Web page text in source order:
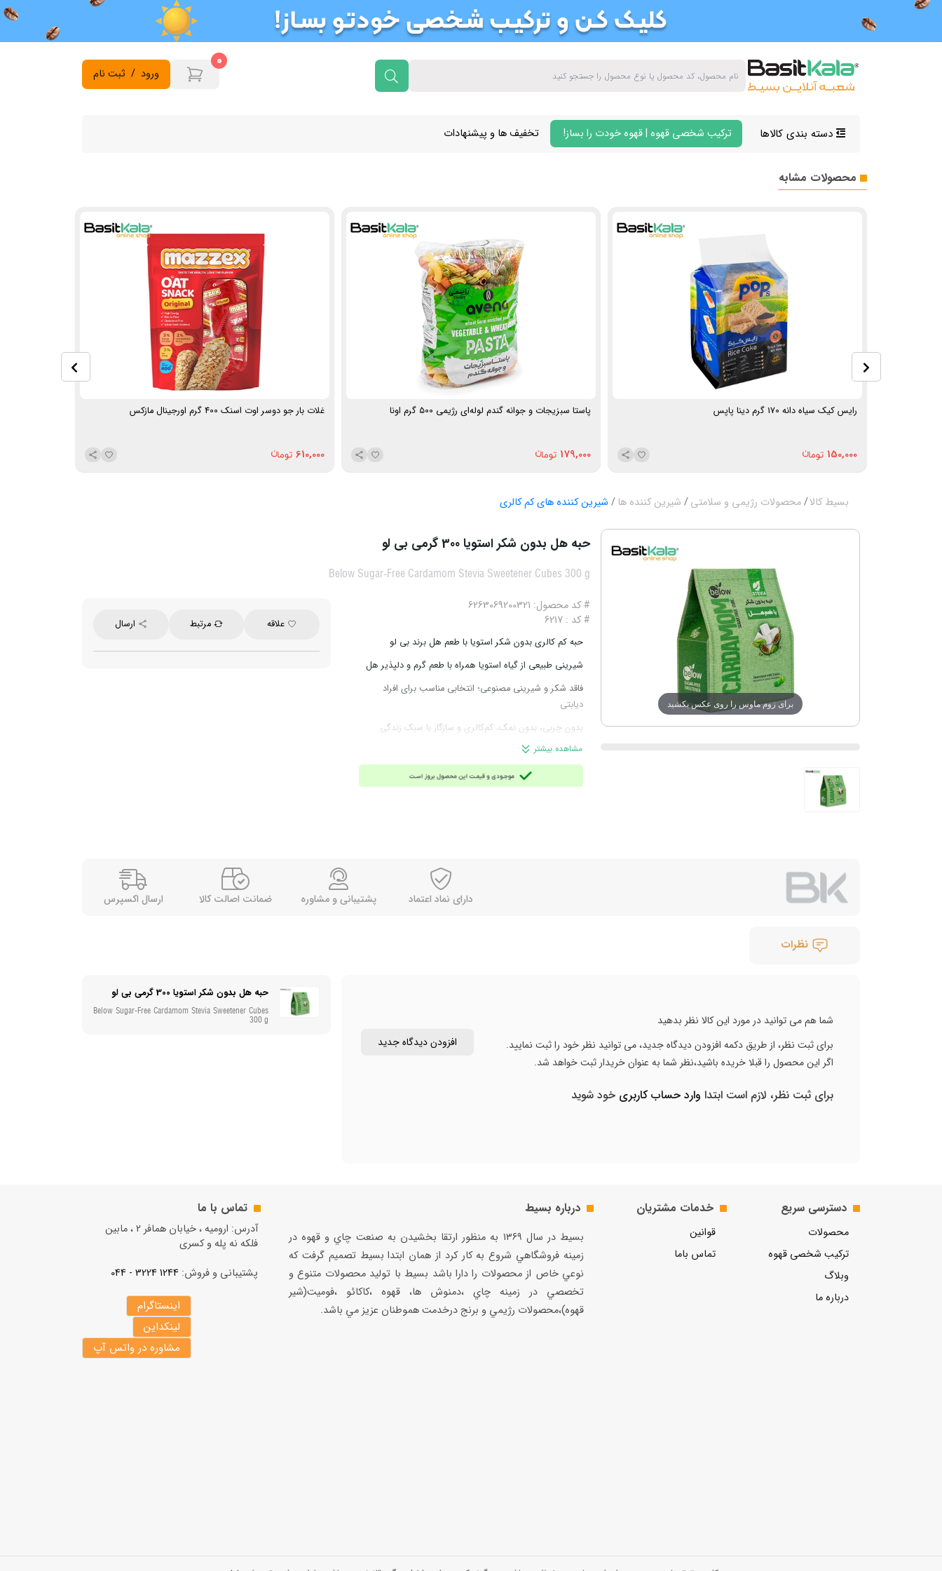
ثبت نام / ورود
0
دسته بندی کالاها ترکیب شخصی قهوه | قهوه خودت را بساز! تخفیف ها و پیشنهادات
محصولات مشابه
رایس کیک سیاه دانه 170 گرم دینا پاپس
150,000
پاستا سبزیجات و جوانه گندم لوله‌ای رژیمی 500 گرم اونا
179,000
غلات بار جو دوسر اوت اسنک 400 گرم اورجینال مازکس
610,000
بسیط کالا محصولات رژیمی و سلامتی شیرین کننده ها شیرین کننده های کم کالری
برای زوم ماوس را روی عکس بکشید
حبه هل بدون شکر استویا 300 گرمی بی لو
Below Sugar-Free Cardamom Stevia Sweetener Cubes 300 g
# کد محصول: 6263069200321
# کد : 6217
حبه کم کالری بدون شکر استویا با طعم هل برند بی‌ لو
شیرینی طبیعی از گیاه استویا همراه با طعم گرم و دلپذیر هل
فاقد شکر و شیرینی مصنوعی؛ انتخابی مناسب برای افراد
دیابتی
بدون چربی، بدون نمک، کم‌کالری و سازگار با سبک زندگی
سالم
هر حبه معادل ۱ گرم برابر ۳ کیلوکالری
دارای فیبر خوراکی؛ مفید برای سلامت دستگاه گوارش و کمک
مناسب برای شیرین‌ نوشیدن چای، قهوه یا دمنوش بدون
مشاهده بیشتر
علاقه مرتبط ارسال
دارای نماد اعتماد پشتیبانی و مشاوره ضمانت اصالت کالا ارسال اکسپرس
نظرات
حبه هل بدون شکر استویا 300 گرمی بی لو
Below Sugar-Free Cardamom Stevia Sweetener Cubes
300 g
شما هم می توانید در مورد این کالا نظر بدهید
برای ثبت نظر، از طریق دکمه افزودن دیدگاه جدید، می توانید نظر خود را ثبت نمایید.
اگر این محصول را قبلا خریده باشید،نظر شما به عنوان خریدار ثبت خواهد شد.
افزودن دیدگاه جدید
برای ثبت نظر، لازم است ابتدا وارد حساب کاربری خود شوید
دسترسی سریع
محصولات
ترکیب شخصی قهوه
وبلاگ
درباره ما
خدمات مشتریان
قوانین
تماس باما
درباره بسیط
بسيط در سال ۱۳۶۹ به منظور ارتقا بخشيدن به صنعت چاي و قهوه در
زمينه فروشگاهي شروع به كار كرد از همان ابتدا بسيط تصميم گرفت كه
نوعي خاص از محصولات را دارا باشد بسيط با توليد محصولات متنوع و
تخصصي در زمينه چاي ،دمنوش ها، قهوه ،كاكائو ،فوميت(شير
قهوه)،محصولات رژيمي و برنج درخدمت هموطنان عزيز مي باشد.
تماس با ما
آدرس: ارومیه ، خیابان همافر 2 ، مابين
فلكه نه پله و کسری
پشتیبانی و فروش: 1244 3224 - 044
اینستاگرام
لینکداین
مشاوره در واتس آپ